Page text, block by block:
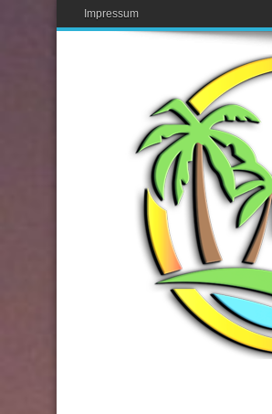
Impressum